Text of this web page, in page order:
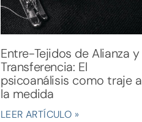
Entre-Tejidos de Alianza y
Transferencia: El
psicoanálisis como traje a
la medida
LEER ARTÍCULO »